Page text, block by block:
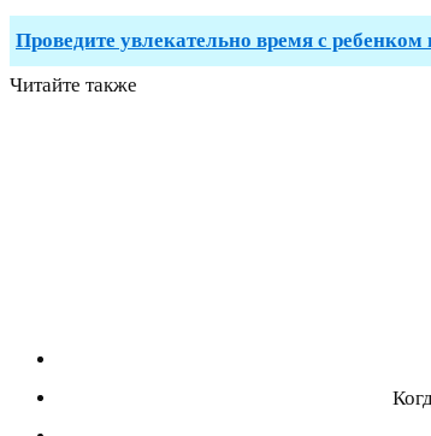
Проведите увлекательно время с
Читайте также